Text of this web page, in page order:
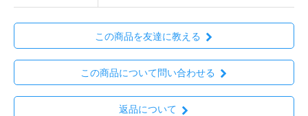
この商品を友達に教える
この商品について問い合わせる
返品について